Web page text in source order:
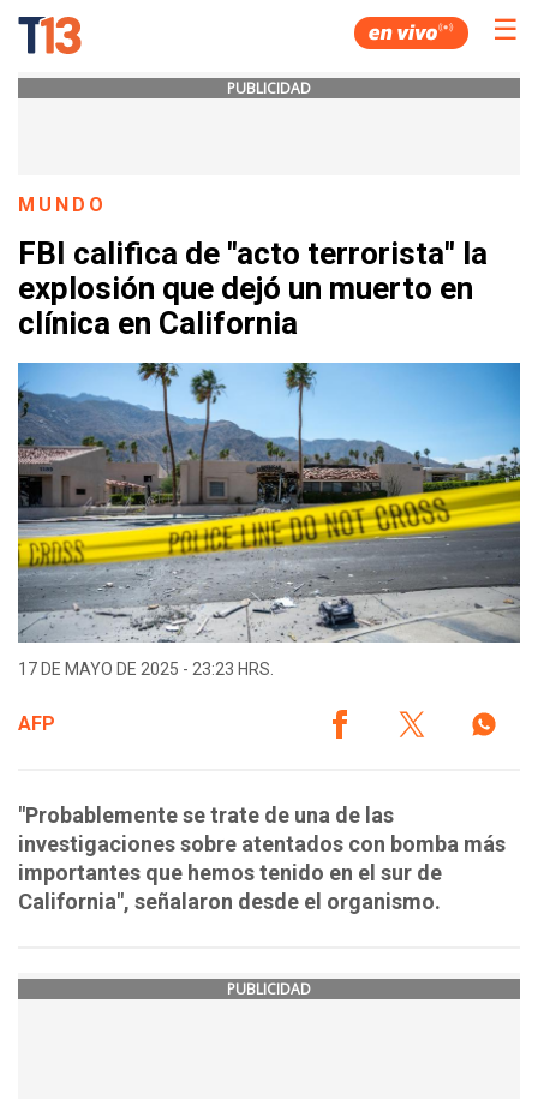
☰
PUBLICIDAD
MUNDO
FBI califica de "acto terrorista" la
explosión que dejó un muerto en
clínica en California
17 DE MAYO DE 2025 - 23:23 HRS.
AFP
"Probablemente se trate de una de las
investigaciones sobre atentados con bomba más
importantes que hemos tenido en el sur de
California", señalaron desde el organismo.
PUBLICIDAD